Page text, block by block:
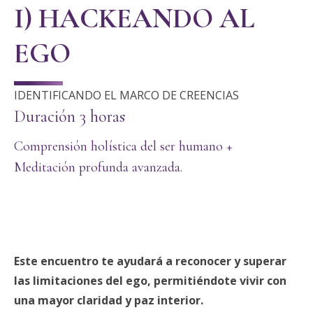
I) HACKEANDO AL
EGO
IDENTIFICANDO EL MARCO DE CREENCIAS
Duración 3 horas
Comprensión holística del ser humano +
Meditación profunda avanzada.
Este encuentro te ayudará a reconocer y superar
las limitaciones del ego, permitiéndote vivir con
una mayor claridad y paz interior.